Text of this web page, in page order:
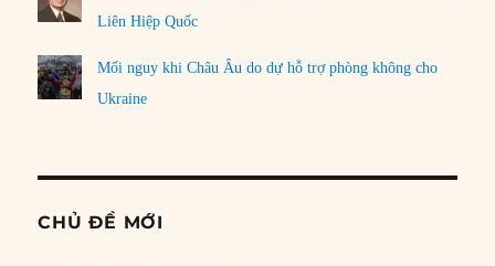
Liên Hiệp Quốc
Mối nguy khi Châu Âu do dự hỗ trợ phòng không cho
Ukraine
CHỦ ĐỀ MỚI